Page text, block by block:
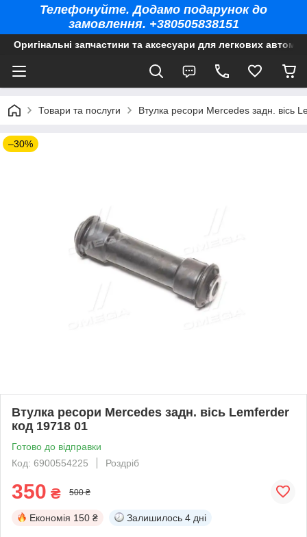
Телефонуйте. Додамо подарунок до
замовлення. +380505838151
Оригінальні запчастини та аксесуари для легкових
Товари та послуги Втулка ресори Mercedes задн. вісь
–30%
Втулка ресори Mercedes задн. вісь Lemferder
код 19718 01
Готово до відправки
Код: 6900554225
Роздріб
350 ₴ 500 ₴
Економія 150 ₴ Залишилось 4 дні